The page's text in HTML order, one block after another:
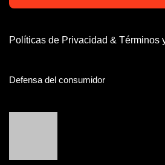
Políticas de Privacidad & Términos
Defensa del consumidor